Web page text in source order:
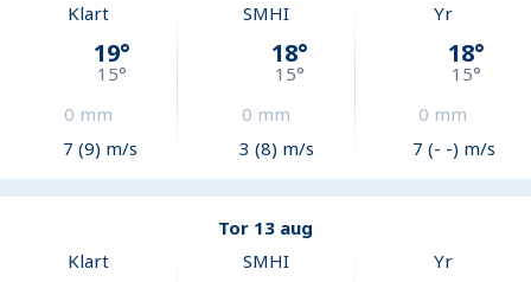
Klart
19°
15°
0 mm
7 (9) m/s
SMHI
18°
15°
0 mm
3 (8) m/s
Yr
18°
15°
0 mm
7 (- -) m/s
Tor 13 aug
Klart
SMHI Yr